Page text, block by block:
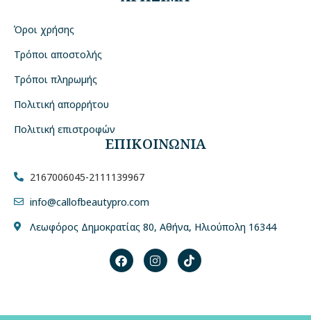
Όροι χρήσης
Τρόποι αποστολής
Τρόποι πληρωμής
Πολιτική απορρήτου
Πολιτική επιστροφών
ΕΠΙΚΟΙΝΩΝΙΑ
2167006045-2111139967
info@callofbeautypro.com
Λεωφόρος Δημοκρατίας 80, Αθήνα, Ηλιούπολη 16344